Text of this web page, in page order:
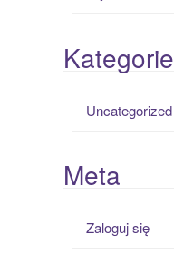
Kategorie
Uncategorized
Meta
Zaloguj się